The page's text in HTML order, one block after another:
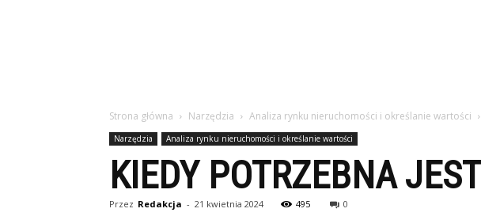
Strona główna Narzędzia Analiza rynku nieruchomości i określanie wartości
Narzędzia Analiza rynku nieruchomości i określanie wartości
KIEDY POTRZEBNA
Przez Redakcja - 21 kwietnia 2024 495 0